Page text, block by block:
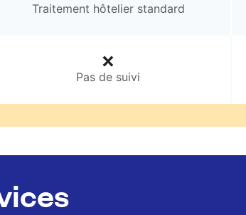
Traitement hôtelier standard
Pas de suivi